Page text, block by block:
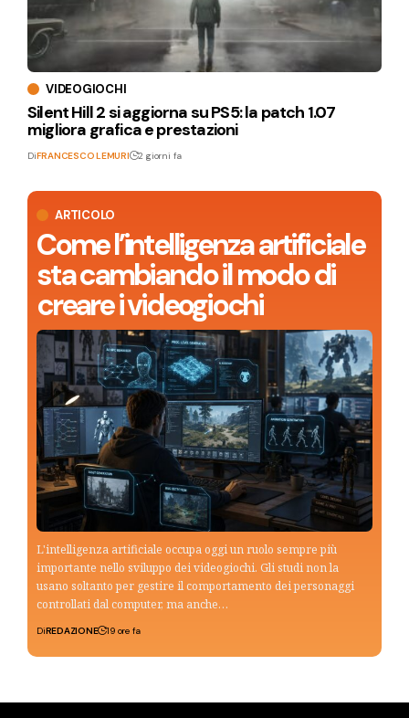
ARTICOLO
Come l’intelligenza artificiale
sta cambiando il modo di
creare i videogiochi
L'intelligenza artificiale occupa oggi un ruolo sempre più
importante nello sviluppo dei videogiochi. Gli studi non la
usano soltanto per gestire il comportamento dei personaggi
controllati dal computer, ma anche…
DiREDAZIONE 19 ore fa
VIDEOGIOCHI
Silent Hill 2 si aggiorna su PS5: la patch 1.07
migliora grafica e prestazioni
DiFRANCESCO LEMURI 2 giorni fa